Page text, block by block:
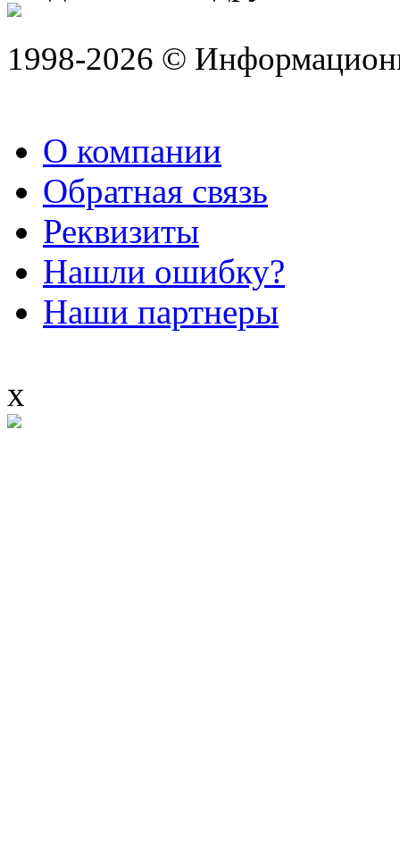
1998-2026 ©
О компании
Обратная связь
Реквизиты
Нашли ошибку?
Наши партнеры
x